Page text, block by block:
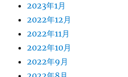
2023年1月
2022年12月
2022年11月
2022年10月
2022年9月